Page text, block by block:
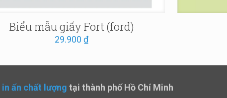
Biểu mẫu giấy Fort (ford)
29.900₫
in ấn chất lượng tại thành phố Hồ Chí Minh